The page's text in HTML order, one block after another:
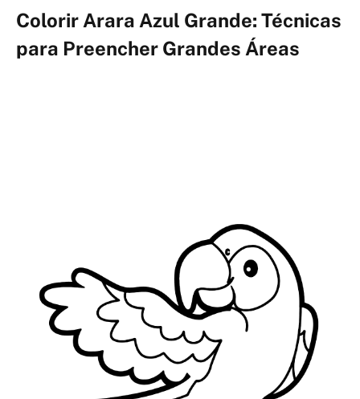
Colorir Arara Azul Grande: Técnicas
para Preencher Grandes Áreas